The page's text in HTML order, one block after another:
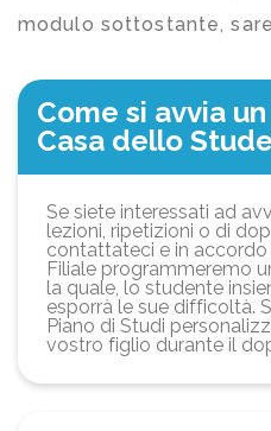
modulo sottostante,
Come si avvia
Casa dello
Se siete interessati ad
lezioni, ripetizioni o di
contattateci e in accordo
Filiale programmeremo
la quale, lo studente
esporrà le sue difficoltà.
Piano di Studi
vostro figlio durante il